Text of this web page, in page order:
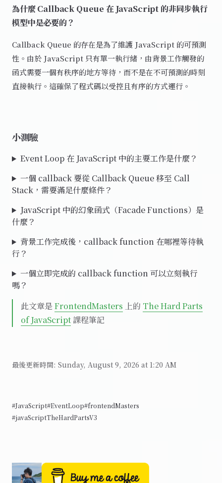
為什麼 Callback Queue 在 JavaScript 的非同步執行
模型中是必要的？
Callback Queue 的存在是為了維護 JavaScript 的可預測
性。由於 JavaScript 只有單一執行緒，由背景工作觸發的
函式需要一個有秩序的地方等待，而不是在不可預測的時刻
直接執行。這確保了程式碼以受控且有序的方式運行。
小測驗
Event Loop 在 JavaScript 中的主要工作是什麼？
一個 callback 要從 Callback Queue 移至 Call
Stack，需要滿足什麼條件？
JavaScript 中的幻象函式（Facade Functions）是
什麼？
背景工作完成後，callback function 在哪裡等待執
行？
一個立即完成的 callback function 可以立刻執行
嗎？
此文章是 FrontendMasters 上的 The Hard Parts
of JavaScript 課程筆記
最後更新時間: Sunday, August 9, 2026 at 1:20 AM
#JavaScript#EventLoop#frontendMasters
#javaScriptTheHardPartsV3